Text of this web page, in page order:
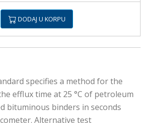
DODAJ U KORPU
specifies a method for the
efflux time at 25 °C of petroleum
bituminous binders in seconds
Alternative test